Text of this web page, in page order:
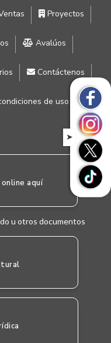
Proyectos
Avalúos
Contáctenos
de uso
aquí
u otros documentos
➤